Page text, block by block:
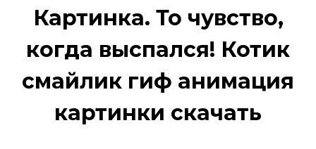
Картинка. То чувство,
когда выспался! Котик
смайлик гиф анимация
картинки скачать